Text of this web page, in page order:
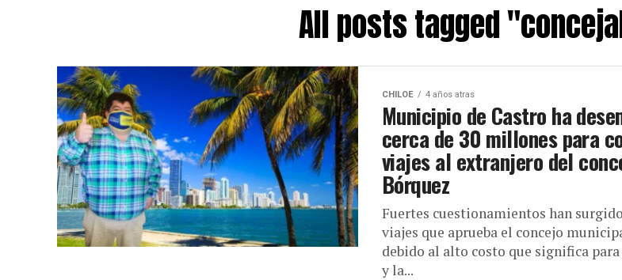
All posts tagged
CHILOE 4 años atras
Municipio de Castro ha
cerca de 30 millones para
viajes al extranjero del
Bórquez
Fuertes cuestionamientos han
viajes que aprueba el concejo
debido al alto costo que significa
y la...